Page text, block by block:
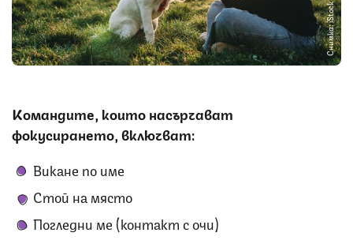
Снимка: iStock
Командите, които насърчават
фокусирането, включват:
Викане по име
Стой на място
Погледни ме (контакт с очи)